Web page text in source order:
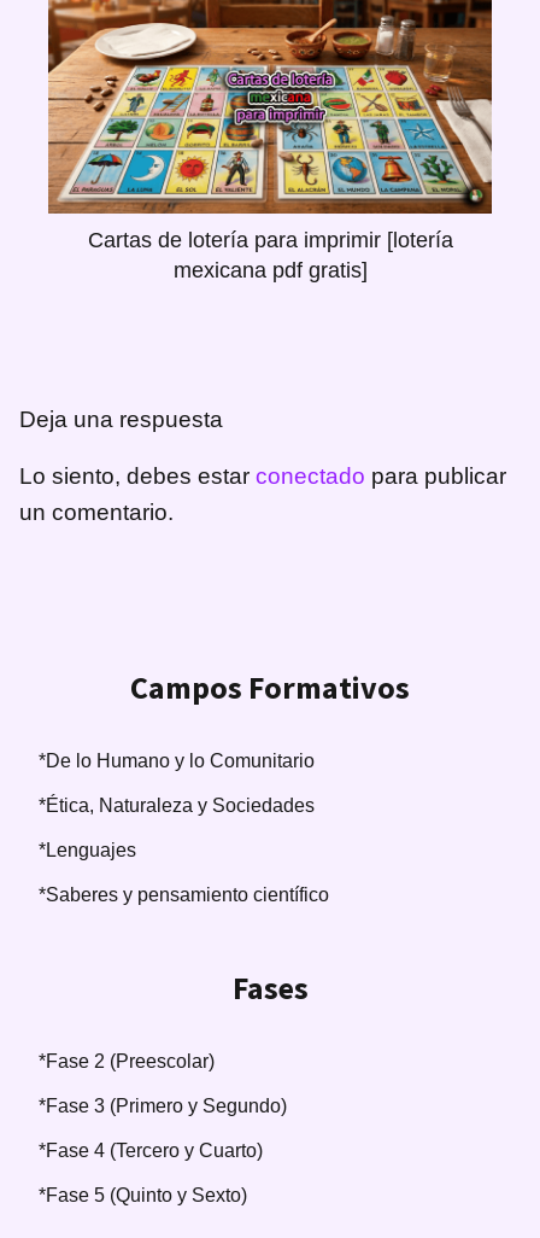
Cartas de lotería para imprimir [lotería
mexicana pdf gratis]
Deja una respuesta
Lo siento, debes estar conectado para publicar
un comentario.
Campos Formativos
*De lo Humano y lo Comunitario
*Ética, Naturaleza y Sociedades
*Lenguajes
*Saberes y pensamiento científico
Fases
*Fase 2 (Preescolar)
*Fase 3 (Primero y Segundo)
*Fase 4 (Tercero y Cuarto)
*Fase 5 (Quinto y Sexto)